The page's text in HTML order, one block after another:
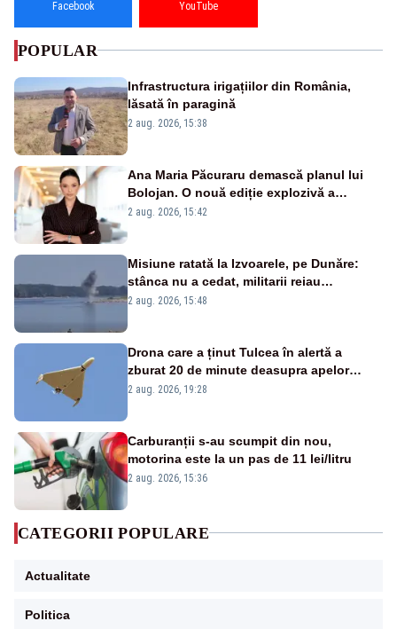
Facebook YouTube
POPULAR
Infrastructura irigațiilor din România,
lăsată în paragină
2 aug. 2026, 15:38
Ana Maria Păcuraru demască planul lui
Bolojan. O nouă ediție explozivă a
emisiunii „Miza Zilei” la Realitatea PLUS
2 aug. 2026, 15:42
Misiune ratată la Izvoarele, pe Dunăre:
stânca nu a cedat, militarii reiau
detonările luni – VIDEO
2 aug. 2026, 15:48
Drona care a ținut Tulcea în alertă a
zburat 20 de minute deasupra apelor
României. Au fost ridicate două F-16
2 aug. 2026, 19:28
Carburanții s-au scumpit din nou,
motorina este la un pas de 11 lei/litru
2 aug. 2026, 15:36
CATEGORII POPULARE
Actualitate
Politica